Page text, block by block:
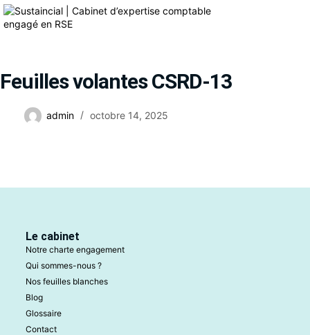
Feuilles volantes CSRD-13
admin octobre 14, 2025
Le cabinet
Notre charte engagement
Qui sommes-nous ?
Nos feuilles blanches
Blog
Glossaire
Contact